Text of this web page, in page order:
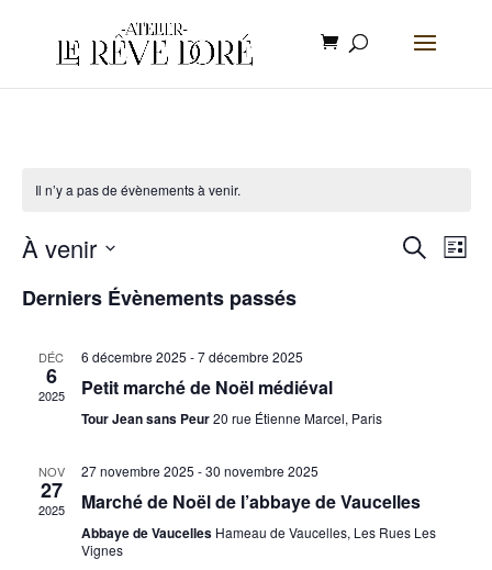
Il n’y a pas de évènements à venir.
Recherche
de
Liste
À venir
Sélectionnez
date.
Derniers Évènements passés
DÉC
6
2025
6 décembre 2025 -7 décembre 2025
Petit marché de Noël médiéval
Tour Jean sans Peur20 rue Étienne Marcel, Paris
NOV
27
2025
27 novembre 2025 -30 novembre 2025
Marché de Noël de l’abbaye de Vaucelles
Abbaye de Vaucelles Hameau de Vaucelles, Les Rues Les
Vignes